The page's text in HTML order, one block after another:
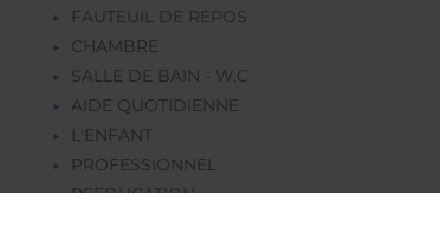
FAUTEUIL DE REPOS
CHAMBRE
SALLE DE BAIN - W.C
AIDE QUOTIDIENNE
L'ENFANT
PROFESSIONNEL
REEDUCATION